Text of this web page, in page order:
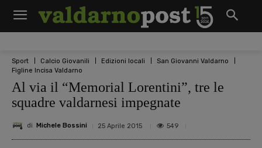
Sport Calcio Giovanili Edizioni locali
San Giovanni Valdarno
Figline Incisa Valdarno
Al via il “Memorial Lorentini”, tre le
squadre valdarnesi impegnate
di Michele Bossini 25 Aprile 2015 549